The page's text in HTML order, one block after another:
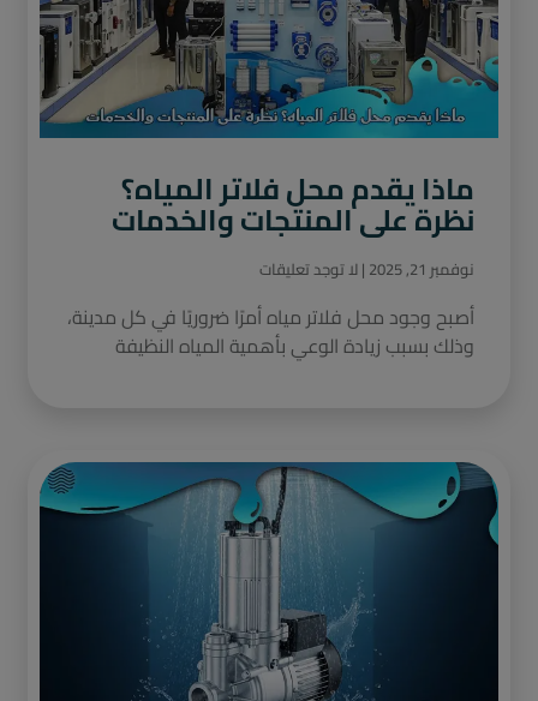
ماذا يقدم محل فلاتر المياه؟
نظرة على المنتجات والخدمات
نوفمبر 21, 2025 لا توجد تعليقات
أصبح وجود محل فلاتر مياه أمرًا ضروريًا في كل مدينة،
وذلك بسبب زيادة الوعي بأهمية المياه النظيفة